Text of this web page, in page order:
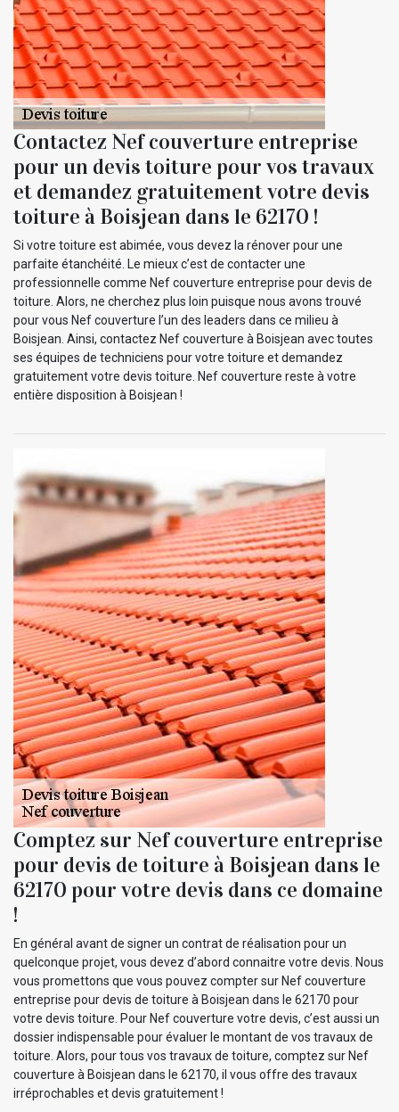
Contactez Nef couverture entreprise
pour un devis toiture pour vos travaux
et demandez gratuitement votre devis
toiture à Boisjean dans le 62170 !
Si votre toiture est abimée, vous devez la rénover pour une
parfaite étanchéité. Le mieux c’est de contacter une
professionnelle comme Nef couverture entreprise pour devis de
toiture. Alors, ne cherchez plus loin puisque nous avons trouvé
pour vous Nef couverture l’un des leaders dans ce milieu à
Boisjean. Ainsi, contactez Nef couverture à Boisjean avec toutes
ses équipes de techniciens pour votre toiture et demandez
gratuitement votre devis toiture. Nef couverture reste à votre
entière disposition à Boisjean !
Comptez sur Nef couverture entreprise
pour devis de toiture à Boisjean dans le
62170 pour votre devis dans ce domaine
!
En général avant de signer un contrat de réalisation pour un
quelconque projet, vous devez d’abord connaitre votre devis. Nous
vous promettons que vous pouvez compter sur Nef couverture
entreprise pour devis de toiture à Boisjean dans le 62170 pour
votre devis toiture. Pour Nef couverture votre devis, c’est aussi un
dossier indispensable pour évaluer le montant de vos travaux de
toiture. Alors, pour tous vos travaux de toiture, comptez sur Nef
couverture à Boisjean dans le 62170, il vous offre des travaux
irréprochables et devis gratuitement !